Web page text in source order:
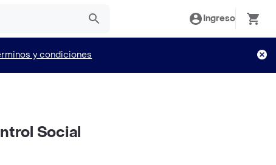
Ingreso
y condiciones
Social